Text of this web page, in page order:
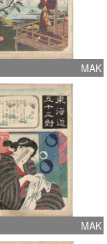
MAK
MAK